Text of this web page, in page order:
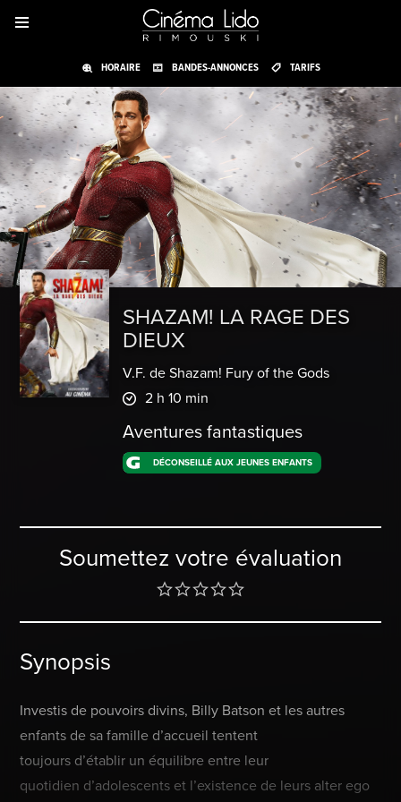
HORAIRE BANDES-ANNONCES TARIFS
SHAZAM! LA RAGE DES
DIEUX
V.F. de Shazam! Fury of the Gods
2 h 10 min
Aventures fantastiques
DÉCONSEILLÉ AUX JEUNES ENFANTS
Soumettez votre évaluation
Synopsis
Investis de pouvoirs divins, Billy Batson et les autres
enfants de sa famille d’accueil tentent
toujours d’établir un équilibre entre leur
quotidien d’adolescents et l’existence de leurs alter ego